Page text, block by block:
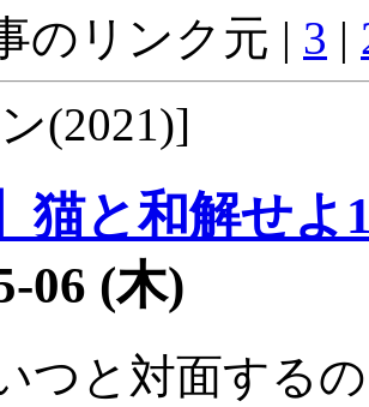
のリンク元 | 3 |
(2021)]
猫と和解せ
06 (木)
つと対面する